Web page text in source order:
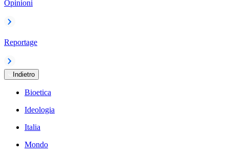
Opinioni
Reportage
Indietro
Bioetica
Ideologia
Italia
Mondo